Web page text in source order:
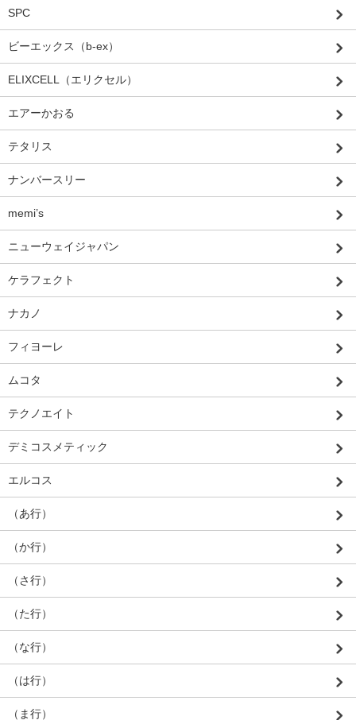
SPC
ビーエックス（b-ex）
ELIXCELL（エリクセル）
エアーかおる
テタリス
ナンバースリー
memi’s
ニューウェイジャパン
ケラフェクト
ナカノ
フィヨーレ
ムコタ
テクノエイト
デミコスメティック
エルコス
（あ行）
（か行）
（さ行）
（た行）
（な行）
（は行）
（ま行）